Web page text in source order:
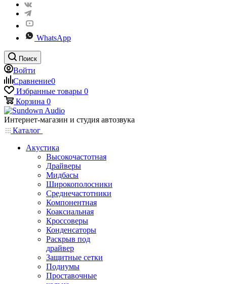
WhatsApp
Поиск
Войти
Сравнение0
Избранные товары 0
Корзина 0
Интернет-магазин и студия автозвука
Каталог
Акустика
Высокочастотная
Драйверы
Мидбасы
Широкополосники
Среднечастотники
Компонентная
Коаксиальная
Кроссоверы
Конденсаторы
Раскрыв под
драйвер
Защитные сетки
Подиумы
Проставочные